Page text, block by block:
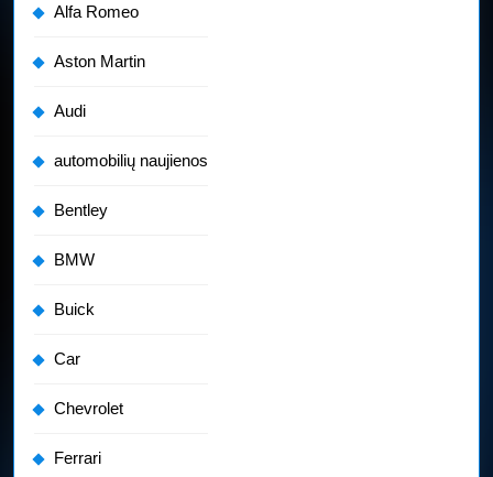
Alfa Romeo
Aston Martin
Audi
automobilių naujienos
Bentley
BMW
Buick
Car
Chevrolet
Ferrari